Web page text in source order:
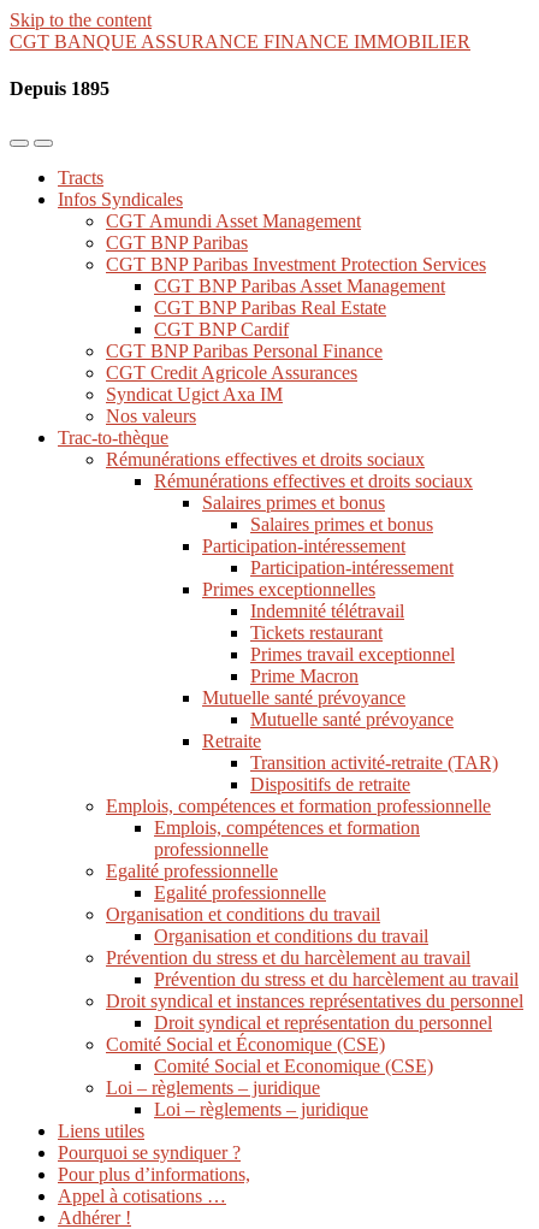
Skip to the content
CGT BANQUE ASSURANCE FINANCE IMMOBILIER
Depuis 1895
Toggle
mobile
menu
Toggle
the
search
field
Tracts
Infos Syndicales
CGT Amundi Asset Management
CGT BNP Paribas
CGT BNP Paribas Investment Protection Services
CGT BNP Paribas Asset Management
CGT BNP Paribas Real Estate
CGT BNP Cardif
CGT BNP Paribas Personal Finance
CGT Credit Agricole Assurances
Syndicat Ugict Axa IM
Nos valeurs
Trac-to-thèque
Rémunérations effectives et droits sociaux
Rémunérations effectives et droits sociaux
Salaires primes et bonus
Salaires primes et bonus
Participation-intéressement
Participation-intéressement
Primes exceptionnelles
Indemnité télétravail
Tickets restaurant
Primes travail exceptionnel
Prime Macron
Mutuelle santé prévoyance
Mutuelle santé prévoyance
Retraite
Transition activité-retraite (TAR)
Dispositifs de retraite
Emplois, compétences et formation professionnelle
Emplois, compétences et formation
professionnelle
Egalité professionnelle
Egalité professionnelle
Organisation et conditions du travail
Organisation et conditions du travail
Prévention du stress et du harcèlement au travail
Prévention du stress et du harcèlement au travail
Droit syndical et instances représentatives du personnel
Droit syndical et représentation du personnel
Comité Social et Économique (CSE)
Comité Social et Economique (CSE)
Loi – règlements – juridique
Loi – règlements – juridique
Liens utiles
Pourquoi se syndiquer ?
Pour plus d’informations,
Appel à cotisations …
Adhérer !